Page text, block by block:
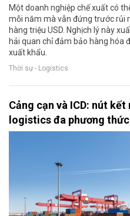
Một doanh nghiệp chế xuất có
mỗi năm mà vẫn đứng trước rủi
hàng triệu USD. Nghịch lý này
hải quan chỉ đảm bảo hàng hóa
xuất khẩu.
Thời sự - Logistics
Cảng cạn và ICD: nút
logistics đa phương